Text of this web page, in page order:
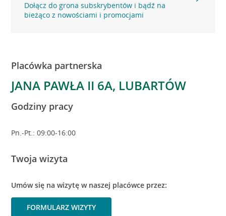
Dołącz do grona subskrybentów i bądź na
bieżąco z nowościami i promocjami
Placówka partnerska
JANA PAWŁA II 6A, LUBARTÓW
Godziny pracy
Pn.-Pt.: 09:00-16:00
Twoja wizyta
Umów się na wizytę w naszej placówce przez:
FORMULARZ WIZYTY